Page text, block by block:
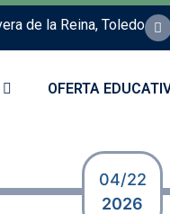
de la Reina, Toledo
OFERTA
04/22
2026